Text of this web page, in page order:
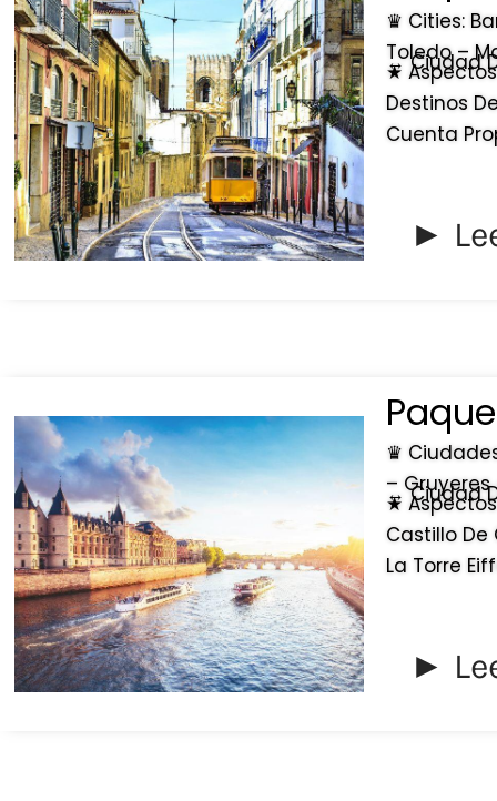
♛ Cities:
Toledo –
↔ Ciudad
★
Destinos
Cuenta
►
♛
–
↔ Ciudad
★
Castillo De
La Torre
►